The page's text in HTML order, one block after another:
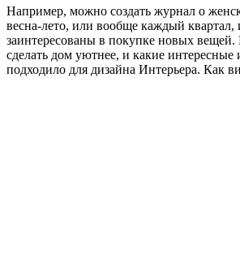
Например, можно создать журнал о
весна-лето, или вообще каждый квартал,
заинтересованы в покупке новых
сделать дом уютнее, и какие
подходило для дизайна Интерьера. Как